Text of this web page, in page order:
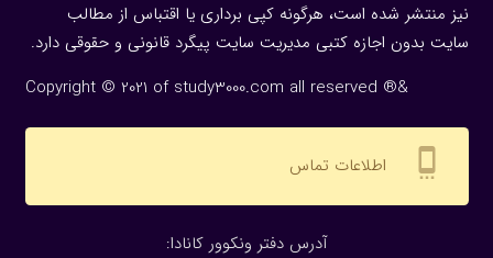
نیز منتشر شده است، هرگونه كپی برداری یا اقتباس از مطالب
سایت بدون اجازه كتبی مدیریت سایت پیگرد قانونی و حقوقی دارد.
Copyright © 2021 of study3000.com all reserved ®&
settings_cell اطلاعات تماس
:آدرس دفتر ونکوور کانادا